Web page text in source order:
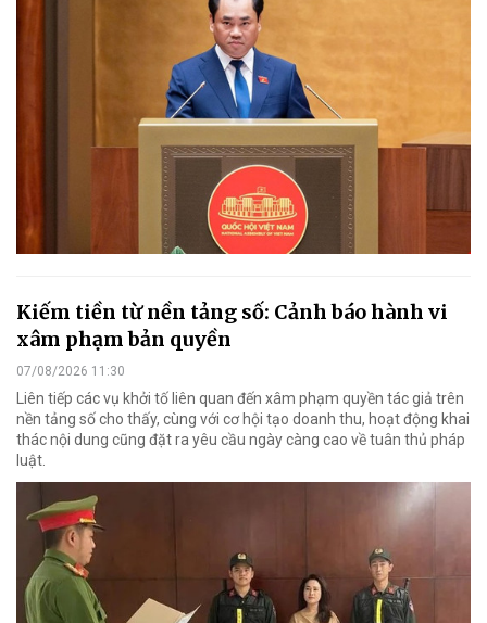
Kiếm tiền từ nền tảng số: Cảnh báo hành vi
xâm phạm bản quyền
07/08/2026 11:30
Liên tiếp các vụ khởi tố liên quan đến xâm phạm quyền tác giả trên
nền tảng số cho thấy, cùng với cơ hội tạo doanh thu, hoạt động khai
thác nội dung cũng đặt ra yêu cầu ngày càng cao về tuân thủ pháp
luật.